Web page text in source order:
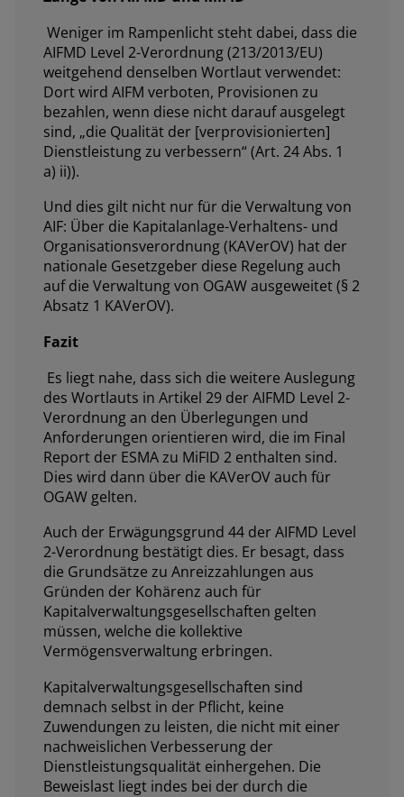
Weniger im Rampenlicht steht dabei, dass die
AIFMD Level 2-Verordnung (213/2013/EU)
weitgehend denselben Wortlaut verwendet:
Dort wird AIFM verboten, Provisionen zu
bezahlen, wenn diese nicht darauf ausgelegt
sind, „die Qualität der [verprovisionierten]
Dienstleistung zu verbessern“ (Art. 24 Abs. 1
a) ii)).
Und dies gilt nicht nur für die Verwaltung von
AIF: Über die Kapitalanlage-Verhaltens- und
Organisationsverordnung (KAVerOV) hat der
nationale Gesetzgeber diese Regelung auch
auf die Verwaltung von OGAW ausgeweitet (§ 2
Absatz 1 KAVerOV).
Fazit
Es liegt nahe, dass sich die weitere Auslegung
des Wortlauts in Artikel 29 der AIFMD Level 2-
Verordnung an den Überlegungen und
Anforderungen orientieren wird, die im Final
Report der ESMA zu MiFID 2 enthalten sind.
Dies wird dann über die KAVerOV auch für
OGAW gelten.
Auch der Erwägungsgrund 44 der AIFMD Level
2-Verordnung bestätigt dies. Er besagt, dass
die Grundsätze zu Anreizzahlungen aus
Gründen der Kohärenz auch für
Kapitalverwaltungsgesellschaften gelten
müssen, welche die kollektive
Vermögensverwaltung erbringen.
Kapitalverwaltungsgesellschaften sind
demnach selbst in der Pflicht, keine
Zuwendungen zu leisten, die nicht mit einer
nachweislichen Verbesserung der
Dienstleistungsqualität einhergehen. Die
Beweislast liegt indes bei der durch die